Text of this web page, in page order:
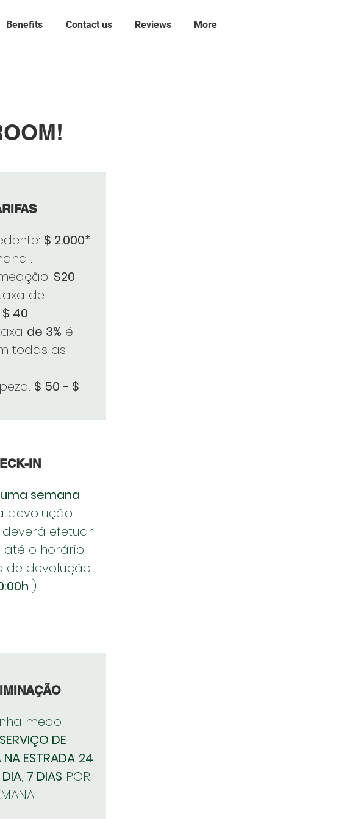
Benefits Contact us Reviews More
$ 2.000*
$20
de
$ 40
de 3% é
todas as
$ 50 - $
IN
uma semana
devolução.
efetuar
até o horário
de devolução
).
medo!
SERVIÇO DE
NA ESTRADA 24
7 DIAS POR